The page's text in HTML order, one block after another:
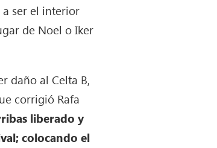
ser el interior
de Noel o Iker
daño al Celta B,
corrigió Rafa
liberado y
colocando el